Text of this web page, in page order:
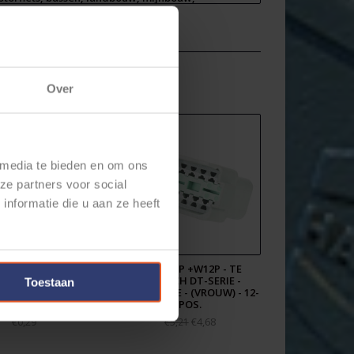
Over
te bieden en om ons
partners voor social
die u aan ze heeft
Toestaan
te demonteren is. Zowel de kabel met
een hoop tijd en geld bespaart.
en kabel professioneel gekrompen en klaar
CONTACT -
0122
€0,29
DT04-12P +W12P - TE
DEUTSCH DT-SERIE -
RECEPTACLE - (VROUW) - 12-
POS.
€5,21 €4,68